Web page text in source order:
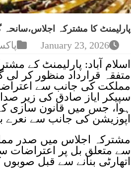
پارلیمنٹ کا مشترکہ
January 23, 2026
اسلام آباد: پارلیمنٹ کے
متفقہ قرارداد منظور کر
مملکت کی جانب سے
ہوا، جس میں قانون سازی
اپوزیشن کی جانب سے نعرے
مشترکہ اجلاس میں صدر
سے متعلق بل پر اعتراضات
اتھارٹی بنانے سے قبل